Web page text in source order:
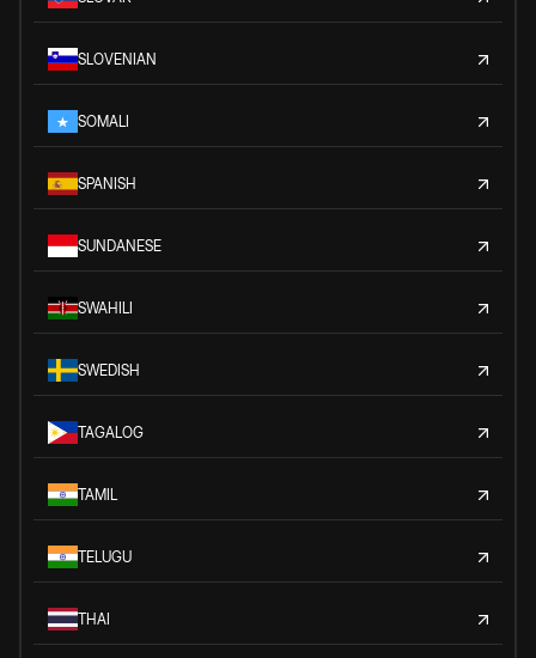
SLOVENIAN
SOMALI
SPANISH
SUNDANESE
SWAHILI
SWEDISH
TAGALOG
TAMIL
TELUGU
THAI